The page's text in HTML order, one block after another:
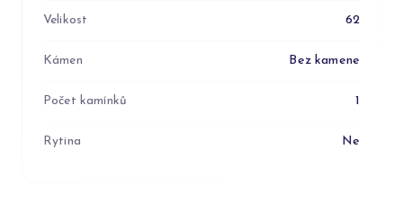
Velikost 62
Kámen Bez kamene
Počet kamínků 1
Rytina Ne